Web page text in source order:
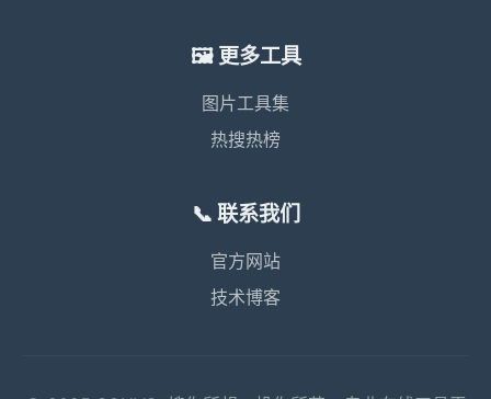
🖼️ 更多工具
图片工具集
热搜热榜
📞 联系我们
官方网站
技术博客